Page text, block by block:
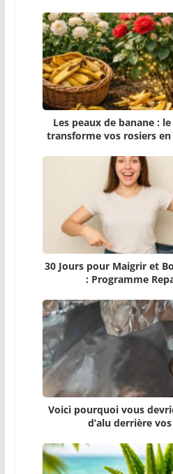
Les peaux de banane :
transforme vos rosiers
30 Jours pour Maigrir et
: Programme
Voici pourquoi vous
d’alu derrière